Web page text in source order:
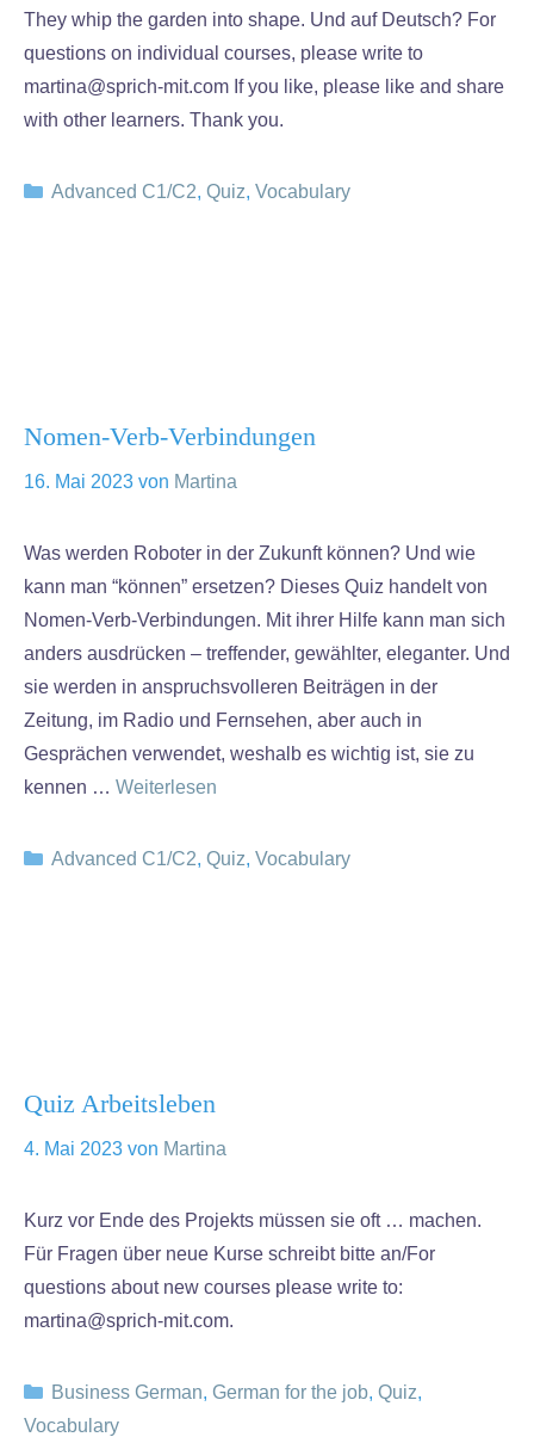
They whip the garden into shape. Und auf Deutsch? For
questions on individual courses, please write to
martina@sprich-mit.com If you like, please like and share
with other learners. Thank you.
Kategorien
Advanced C1/C2, Quiz, Vocabulary
Nomen-Verb-Verbindungen
16. Mai 2023 von Martina
Was werden Roboter in der Zukunft können? Und wie
kann man “können” ersetzen? Dieses Quiz handelt von
Nomen-Verb-Verbindungen. Mit ihrer Hilfe kann man sich
anders ausdrücken – treffender, gewählter, eleganter. Und
sie werden in anspruchsvolleren Beiträgen in der
Zeitung, im Radio und Fernsehen, aber auch in
Gesprächen verwendet, weshalb es wichtig ist, sie zu
kennen … Weiterlesen
Kategorien
Advanced C1/C2, Quiz, Vocabulary
Quiz Arbeitsleben
4. Mai 2023 von Martina
Kurz vor Ende des Projekts müssen sie oft … machen.
Für Fragen über neue Kurse schreibt bitte an/For
questions about new courses please write to:
martina@sprich-mit.com.
Kategorien
Business German, German for the job, Quiz,
Vocabulary